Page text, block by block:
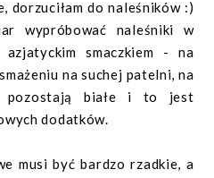
dorzuciłam do naleśników :)
wypróbować naleśniki w
smaczkiem - na
na suchej patelni, na
pozostają białe i to jest
dodatków.
musi być bardzo rzadkie, a